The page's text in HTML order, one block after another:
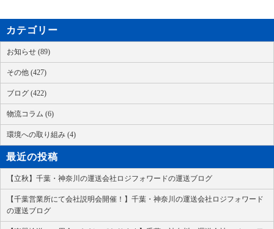
カテゴリー
お知らせ (89)
その他 (427)
ブログ (422)
物流コラム (6)
環境への取り組み (4)
最近の投稿
【立秋】千葉・神奈川の運送会社ロジフォワードの運送ブログ
【千葉営業所にて会社説明会開催！】千葉・神奈川の運送会社ロジフォワード
の運送ブログ